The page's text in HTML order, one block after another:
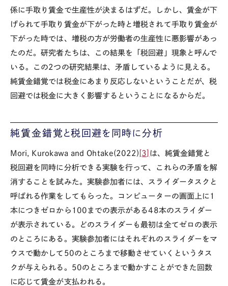
係に手取り賃金で生産性が決まるはずだ。しかし、賃金が下
げられて手取り賃金が下がった時と増税されて手取り賃金が
下がった時では、増税の方が労働者の生産性に悪影響があっ
たのだ。研究者たちは、この結果を「税回避」現象と呼んで
いる。この2 つの研究結果は、矛盾しているように見える。
純賃金錯覚では税金にあまり反応しないということだが、税
回避では税金に大きく影響するということになるからだ。
純賃金錯覚と税回避を同時に分析
Mori, Kurokawa and Ohtake(2022) [3] は、純賃金錯覚と
税回避を同時に分析できる実験を行って、これらの矛盾を解
消することを試みた。実験参加者には、スライダータスクと
呼ばれる作業をしてもらった。コンピューターの画面上に 1
本につきゼロから 100 までの表示がある48本のスライダー
が表示されている。どのスライダーも最初は全てゼロの表示
のところにある。実験参加者にはそれぞれのスライダーをマ
ウスで動かして 50のところまで移動させていくというタス
クが与えられる。 50のところまで動かすことができた回数
に応じて賃金が支払われる。